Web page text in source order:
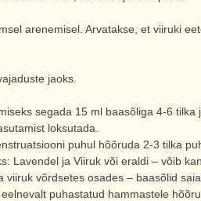
arenemisel. Arvatakse, et viiruki
jaoks.
segada 15 ml baasõliga 4-6
loksutada.
puhul hõõruda 2-3 tilka
Lavendel ja Viiruk või eraldi – võib
viiruk võrdsetes osades – baasõlid
puhastatud hammastele